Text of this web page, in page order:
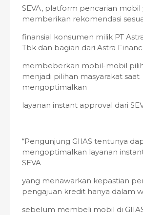
SEVA, platform pencarian mobil
memberikan rekomendasi
finansial konsumen milik PT
Tbk dan bagian dari Astra
membeberkan mobil-mobil
menjadi pilihan masyarakat saat
mengoptimalkan
layanan instant approval dari
“Pengunjung GIIAS tentunya
mengoptimalkan layanan
SEVA
yang menawarkan kepastian
pengajuan kredit hanya dalam
sebelum membeli mobil di